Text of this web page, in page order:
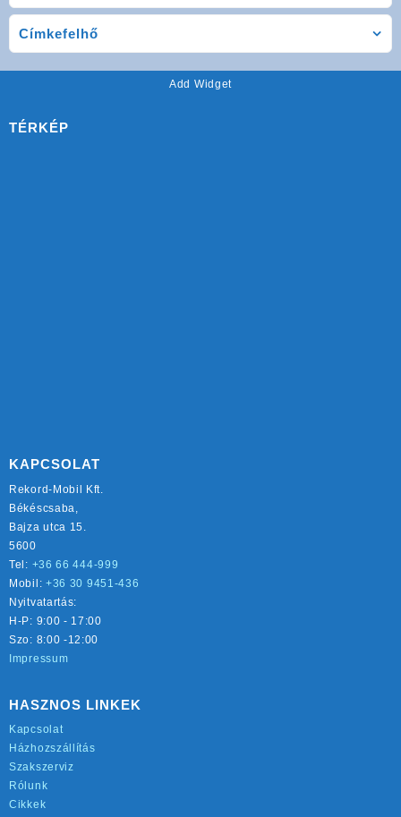
Címkefelhő
Add Widget
TÉRKÉP
KAPCSOLAT
Rekord-Mobil Kft.
Békéscsaba,
Bajza utca 15.
5600
Tel: +36 66 444-999
Mobil: +36 30 9451-436
Nyitvatartás:
H-P: 9:00 - 17:00
Szo: 8:00 -12:00
Impressum
HASZNOS LINKEK
Kapcsolat
Házhozszállítás
Szakszerviz
Rólunk
Cikkek